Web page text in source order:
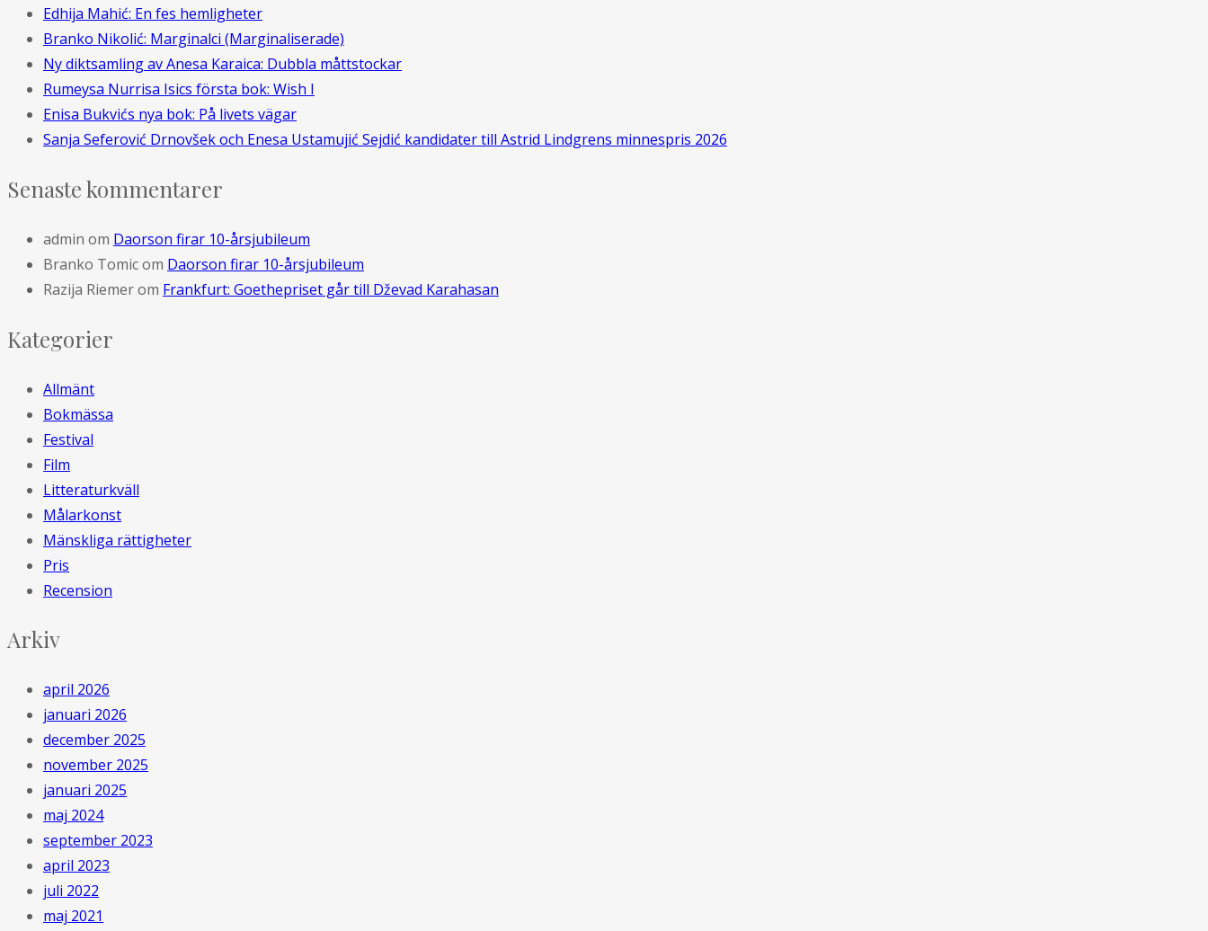
Edhija Mahić: En fes hemligheter
Branko Nikolić: Marginalci (Marginaliserade)
Ny diktsamling av Anesa Karaica: Dubbla måttstockar
Rumeysa Nurrisa Isics första bok: Wish I
Enisa Bukvićs nya bok: På livets vägar
Sanja Seferović Drnovšek och Enesa Ustamujić Sejdić kandidater till Astrid Lindgrens minnespris 2026
Senaste kommentarer
admin om Daorson firar 10-årsjubileum
Branko Tomicom Daorson firar 10-årsjubileum
Razija Riemerom Frankfurt: Goethepriset går till Dževad Karahasan
Kategorier
Allmänt
Bokmässa
Festival
Film
Litteraturkväll
Målarkonst
Mänskliga rättigheter
Pris
Recension
Arkiv
april 2026
januari 2026
december 2025
november 2025
januari 2025
maj 2024
september 2023
april 2023
juli 2022
maj 2021